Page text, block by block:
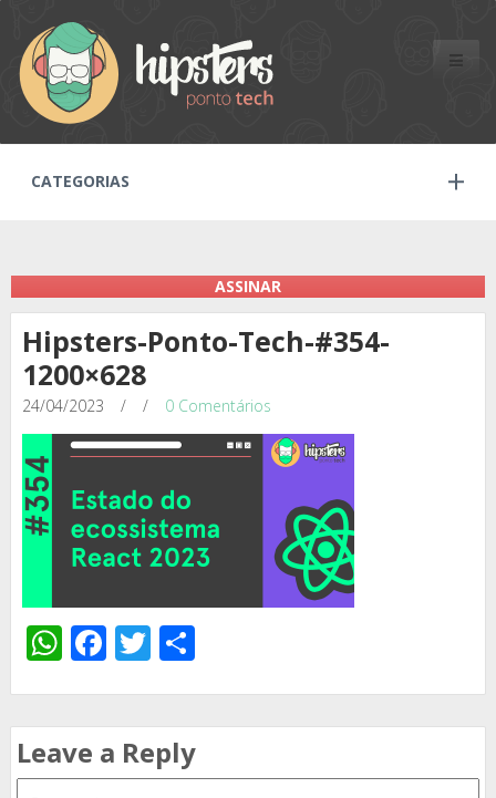
Toggle
CATEGORIAS
ASSINAR
Hipsters-Ponto-Tech-#354-
1200×628
24/04/2023 / / 0 Comentários
WhatsApp
Facebook
Twitter
Leave a Reply